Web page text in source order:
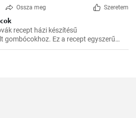
Ossza meg Szeretem
recept házi készítésű
gombócokhoz. Ez a recept egyszerű